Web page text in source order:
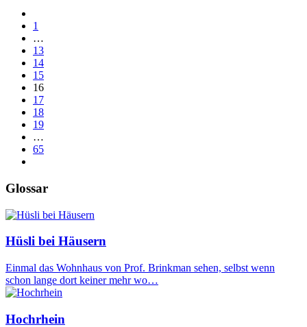
1
…
13
14
15
16
17
18
19
…
65
Glossar
Hüsli bei Häusern
Einmal das Wohnhaus von Prof. Brinkman sehen, selbst wenn
schon lange dort keiner mehr wo…
Hochrhein